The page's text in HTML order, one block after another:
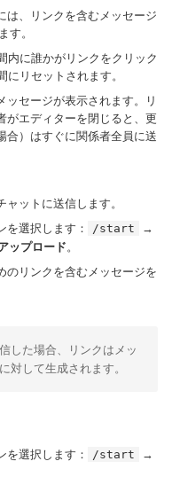
は、リンクを含むメッセージ
。
内に誰かがリンクをクリック
リセットされます。
ッセージが表示されます。リ
がエディターを閉じると、更
合）はすぐに関係者全員に送
ットに送信します。
選択します：
/start
→
ップロード。
のリンクを含むメッセージを
した場合、リンクはメッ
に対して生成されます。
選択します：
/start
→